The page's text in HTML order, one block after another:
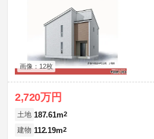
画像：12枚
2,720万円
土地 187.61m2
建物 112.19m2